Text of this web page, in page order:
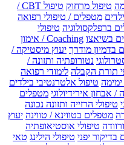
טיפול מרחוק
טיפול CBT /
מטפלים / טיפולי רפואה
ברפלקסולוגיה טיפולי
בשיאצו
Coaching / אימון
בדמיון מודרך יעוץ מיסטיקה /
נטורופתיה ותזונה /
תורת הקבלה לימודי רפואה
טיפול אלטרנטיבי בילדים
/ אבחון אירידיולוגי מטפלים
טיפולי הרזייה ותזונה נכונה
מטפלים בטווינא / טווינה יעוץ
טיפולי אוסטיאופתיה
בדיקור יפני טיפולי הילינג טאי